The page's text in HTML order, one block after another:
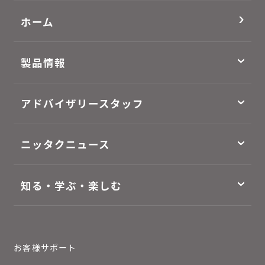
ホーム
製品情報
アドバイザリースタッフ
ニッタクニュース
知る・学ぶ・楽しむ
お客様サポート